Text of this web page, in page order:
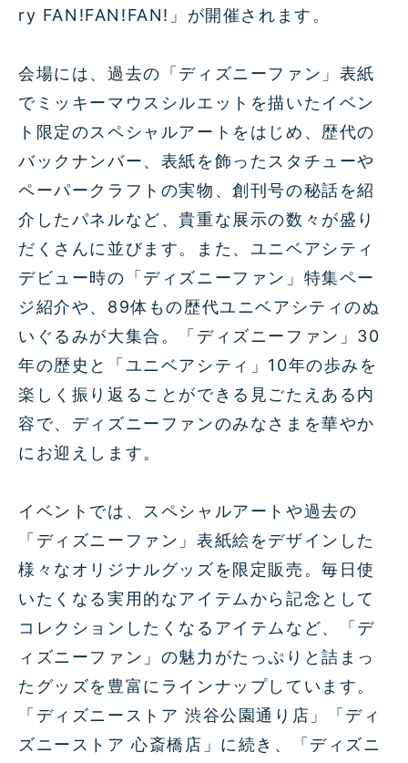
ry FAN!FAN!FAN!」が開催されます。
会場には、過去の「ディズニーファン」表紙
でミッキーマウスシルエットを描いたイベン
ト限定のスペシャルアートをはじめ、歴代の
バックナンバー、表紙を飾ったスタチューや
ペーパークラフトの実物、創刊号の秘話を紹
介したパネルなど、貴重な展示の数々が盛り
だくさんに並びます。また、ユニベアシティ
デビュー時の「ディズニーファン」特集ペー
ジ紹介や、89体もの歴代ユニベアシティのぬ
いぐるみが大集合。「ディズニーファン」30
年の歴史と「ユニベアシティ」10年の歩みを
楽しく振り返ることができる見ごたえある内
容で、ディズニーファンのみなさまを華やか
にお迎えします。
イベントでは、スペシャルアートや過去の
「ディズニーファン」表紙絵をデザインした
様々なオリジナルグッズを限定販売。毎日使
いたくなる実用的なアイテムから記念として
コレクションしたくなるアイテムなど、「デ
ィズニーファン」の魅力がたっぷりと詰まっ
たグッズを豊富にラインナップしています。
「ディズニーストア 渋谷公園通り店」「ディ
ズニーストア 心斎橋店」に続き、「ディズニ